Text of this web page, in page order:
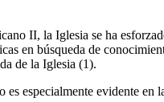
II, la Iglesia se ha
en búsqueda de
de la Iglesia (1).
especialmente evidente en